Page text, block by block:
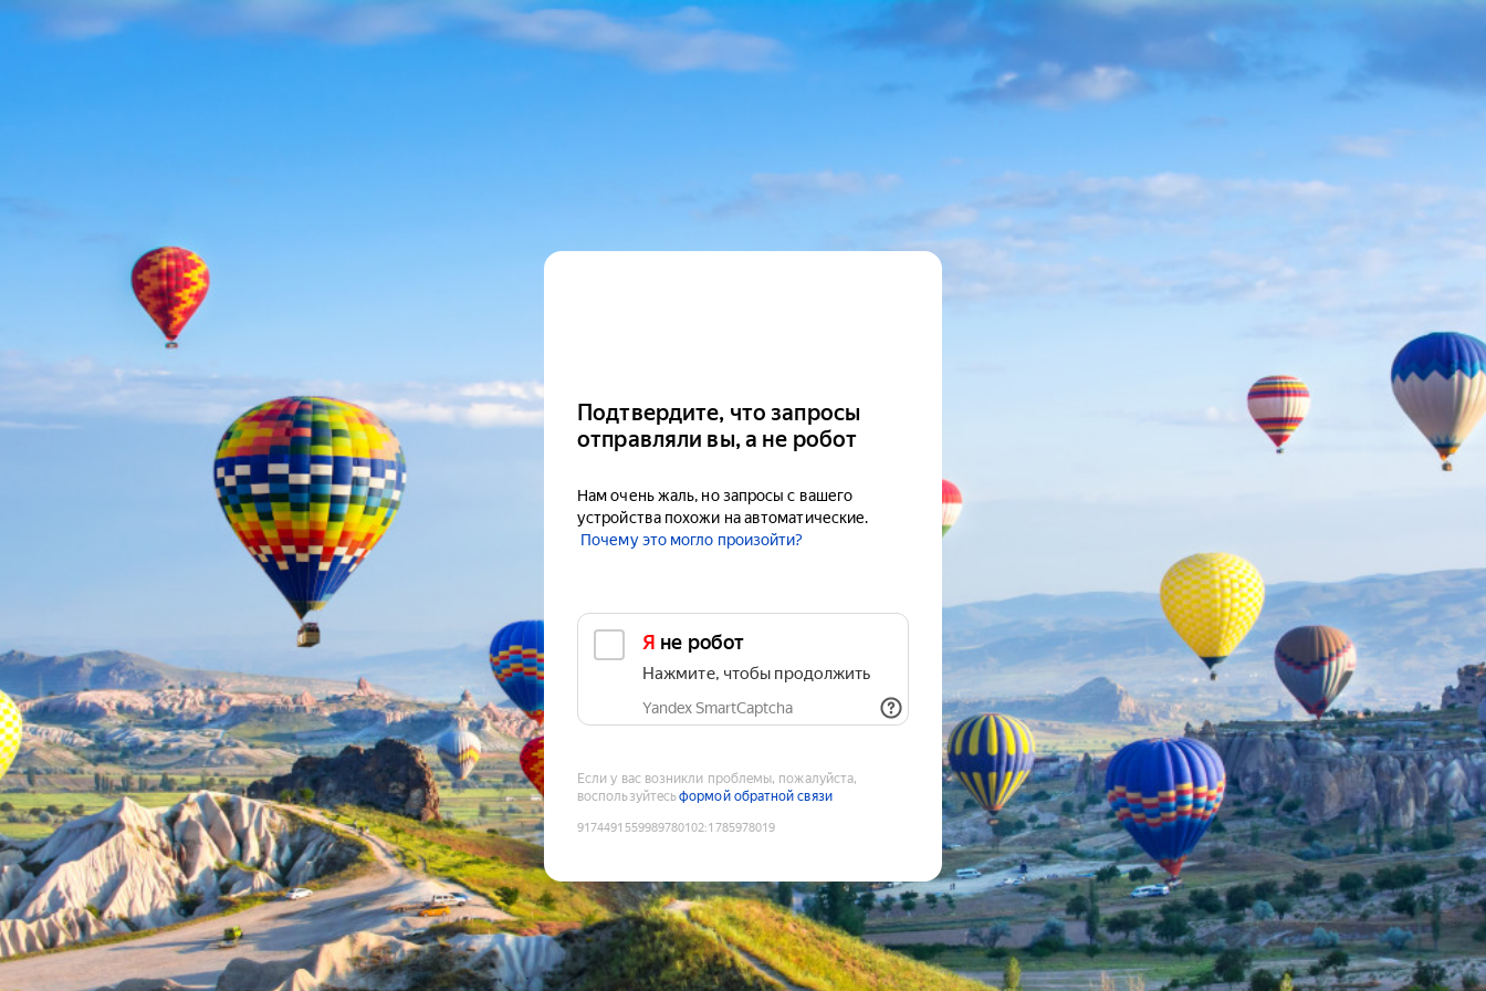
Подтвердите, что запросы
отправляли вы, а не робот
Нам очень жаль, но запросы с вашего
устройства похожи на автоматические.
Почему это могло произойти?
Я не робот
Нажмите, чтобы продолжить
Yandex SmartCaptcha
Если у вас возникли проблемы, пожалуйста,
воспользуйтесьформой обратной связи
9174491559989780102:1785978019